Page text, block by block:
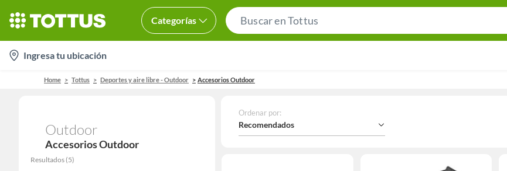
Categorías
Bar
location-
icon
Ingresa tu ubicación
Home Tottus Deportes y aire libre - Outdoor Accesorios Outdoor
Outdoor
Accesorios Outdoor
Resultados (5)
Ordenar por:
Recomendados